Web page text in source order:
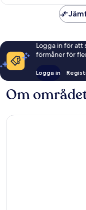
Logga in för att
förmåner för
Logga in
Om